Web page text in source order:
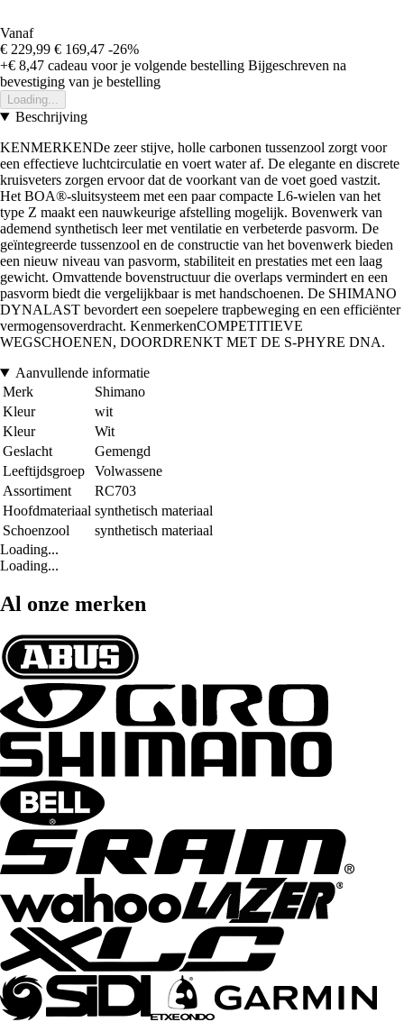
Vanaf
€ 229,99 € 169,47 -26%
+€ 8,47 cadeau voor je volgende bestelling Bijgeschreven na
bevestiging van je bestelling
Loading...
Beschrijving
KENMERKENDe zeer stijve, holle carbonen tussenzool zorgt voor
een effectieve luchtcirculatie en voert water af. De elegante en discrete
kruisveters zorgen ervoor dat de voorkant van de voet goed vastzit.
Het BOA®-sluitsysteem met een paar compacte L6-wielen van het
type Z maakt een nauwkeurige afstelling mogelijk. Bovenwerk van
ademend synthetisch leer met ventilatie en verbeterde pasvorm. De
geïntegreerde tussenzool en de constructie van het bovenwerk bieden
een nieuw niveau van pasvorm, stabiliteit en prestaties met een laag
gewicht. Omvattende bovenstructuur die overlaps vermindert en een
pasvorm biedt die vergelijkbaar is met handschoenen. De SHIMANO
DYNALAST bevordert een soepelere trapbeweging en een efficiënter
vermogensoverdracht. KenmerkenCOMPETITIEVE
WEGSCHOENEN, DOORDRENKT MET DE S-PHYRE DNA.
Aanvullende informatie
Merk
Shimano
Kleur
wit
Kleur
Wit
Geslacht
Gemengd
Leeftijdsgroep
Volwassene
Assortiment
RC703
Hoofdmateriaal synthetisch materiaal
Schoenzool
synthetisch materiaal
Loading...
Loading...
Al onze merken